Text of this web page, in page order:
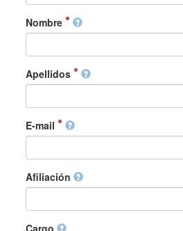
Nombre
Apellidos
E-mail
Afiliación
Cargo